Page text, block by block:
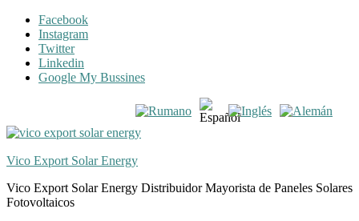
Skip
navigation
Skip
content
Facebook
Instagram
Twitter
Linkedin
Google My Bussines
Vico Export Solar Energy
Vico Export Solar Energy Distribuidor Mayorista de Paneles Solares
Fotovoltaicos